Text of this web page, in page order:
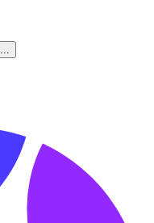
...